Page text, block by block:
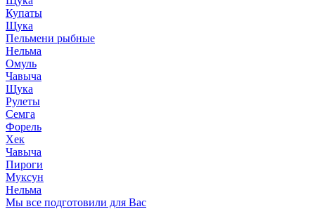
Купаты
Щука
Пельмени рыбные
Нельма
Омуль
Чавыча
Щука
Рулеты
Семга
Форель
Хек
Чавыча
Пироги
Муксун
Нельма
Мы все подготовили для Вас